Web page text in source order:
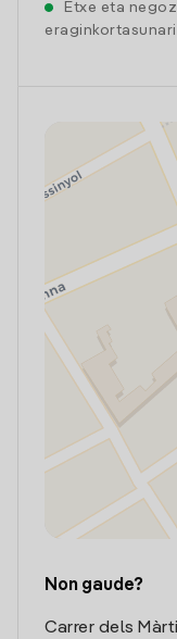
Etxe eta
Non gaude?
Carrer dels